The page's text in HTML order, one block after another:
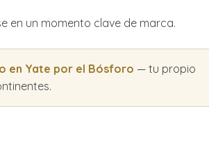
en un momento clave de marca.
en Yate por el Bósforo — tu propio